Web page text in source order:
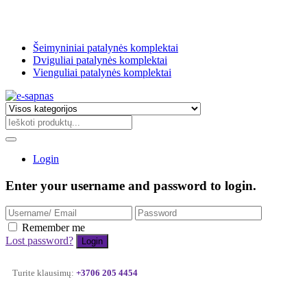
Šeimyniniai patalynės komplektai
Dviguliai patalynės komplektai
Vienguliai patalynės komplektai
Login
Enter your username and password to login.
Remember me
Lost password?
Turite klausimų: +3706 205 4454